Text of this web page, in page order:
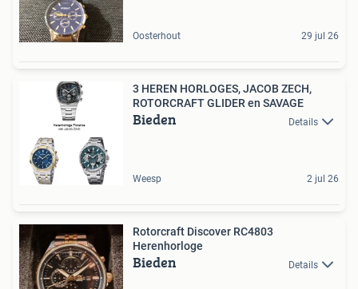
Oosterhout 29 jul 26
3 HEREN HORLOGES, JACOB ZECH,
ROTORCRAFT GLIDER en SAVAGE
Bieden Details
Weesp 2 jul 26
Rotorcraft Discover RC4803
Herenhorloge
Bieden Details